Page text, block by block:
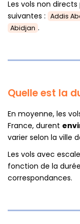
Les vols non
suivantes : Addis
Abidjan .
Quelle est la
En moyenne, les
France, durent
varier selon la ville
Les vols avec
fonction de la
correspondances.